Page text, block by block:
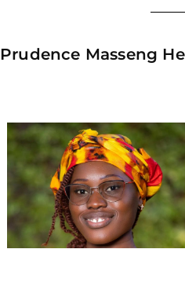
Prudence Masseng